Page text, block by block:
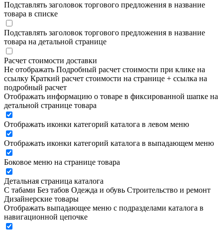
Подставлять заголовок торгового предложения в название
товара в списке
Подставлять заголовок торгового предложения в название
товара на детальной странице
Расчет стоимости доставки
Не отображать Подробный расчет стоимости при клике на
ссылку Краткий расчет стоимости на странице + ссылка на
подробный расчет
Отображать информацию о товаре в фиксированной шапке на
детальной странице товара
Отображать иконки категорий каталога в левом меню
Отображать иконки категорий каталога в выпадающем меню
Боковое меню на странице товара
Детальная страница каталога
С табами Без табов Одежда и обувь Строительство и ремонт
Дизайнерские товары
Отображать выпадающее меню с подразделами каталога в
навигационной цепочке